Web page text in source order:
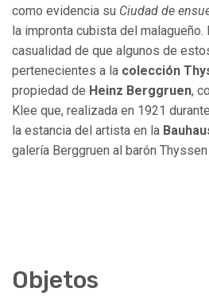
como evidencia su Ciudad de
la impronta cubista del malagueño.
casualidad de que algunos de
pertenecientes a la colección
propiedad de Heinz Berggruen,
Klee que, realizada en 1921
la estancia del artista en la
galería Berggruen al barón
Objetos